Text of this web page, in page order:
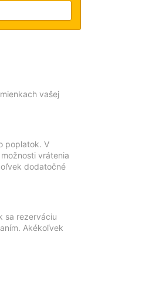
vašej
poplatok. V
vrátenia
dodatočné
sa rezerváciu
Akékoľvek